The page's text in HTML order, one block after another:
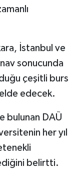
İstanbul ve
sonucunda
çeşitli burs
elde edecek.
bulunan DAÜ
her yıl
belirtti.